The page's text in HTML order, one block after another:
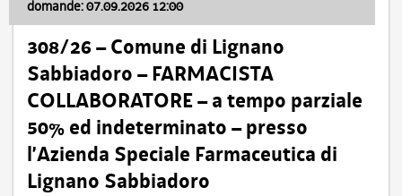
domande: 07.09.2026 12:00
308/26 – Comune di Lignano
Sabbiadoro – FARMACISTA
COLLABORATORE – a tempo parziale
50% ed indeterminato – presso
l’Azienda Speciale Farmaceutica di
Lignano Sabbiadoro